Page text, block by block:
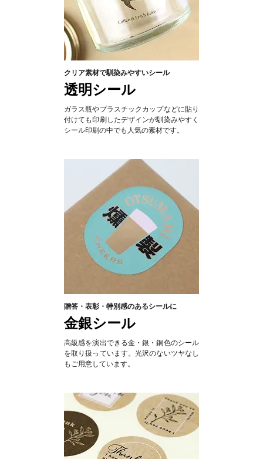
クリア素材で馴染みやすいシール
透明シール
ガラス瓶やプラスチックカップなどに貼り
付けても印刷したデザインが馴染みやすく
シール印刷の中でも人気の素材です。
贈答・表彰・特別感のあるシールに
金銀シール
高級感を演出できる金・銀・銅色のシール
を取り扱っています。光沢のないツヤなし
もご用意しています。